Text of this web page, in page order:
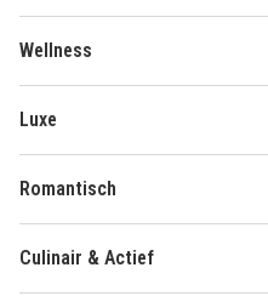
Wellness
Luxe
Romantisch
Culinair & Actief